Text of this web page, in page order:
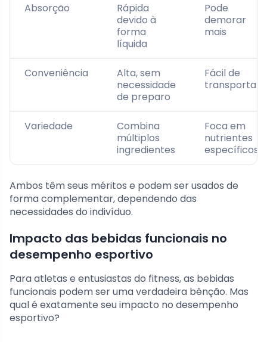
Absorção
Rápida
devido à
forma
líquida
Pode
demorar
mais
Conveniência
Alta, sem
necessidade
de preparo
Fácil de
transportar
Variedade
Combina
múltiplos
ingredientes
Foca em
nutrientes
específicos
Ambos têm seus méritos e podem ser usados de
forma complementar, dependendo das
necessidades do indivíduo.
Impacto das bebidas funcionais no
desempenho esportivo
Para atletas e entusiastas do fitness, as bebidas
funcionais podem ser uma verdadeira bênção. Mas
qual é exatamente seu impacto no desempenho
esportivo?